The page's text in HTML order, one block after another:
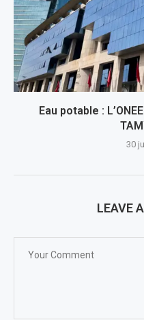
Eau potable :
30
LEAVE